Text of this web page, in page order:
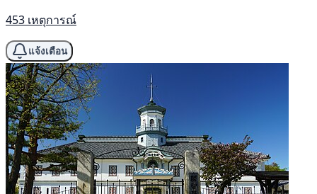
453 เหตุการณ์
แจ้งเตือน